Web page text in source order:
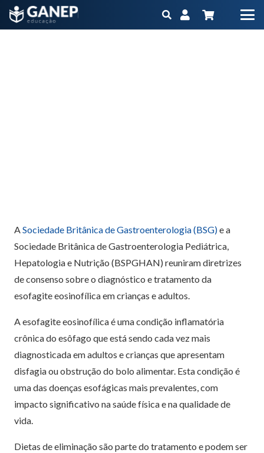
ASociedade Britânica de Gastroenterologia (BSG)e a
Sociedade Britânica de Gastroenterologia Pediátrica,
Hepatologia e Nutrição (BSPGHAN) reuniram diretrizes
de consenso sobre o diagnóstico e tratamento da
esofagite eosinofílica em crianças e adultos.
A esofagite eosinofílica é uma condição inflamatória
crônica do esôfago que está sendo cada vez mais
diagnosticada em adultos e crianças que apresentam
disfagia ou obstrução do bolo alimentar. Esta condição é
uma das doenças esofágicas mais prevalentes, com
impacto significativo na saúde física e na qualidade de
vida.
Dietas de eliminação são parte do tratamento e podem ser